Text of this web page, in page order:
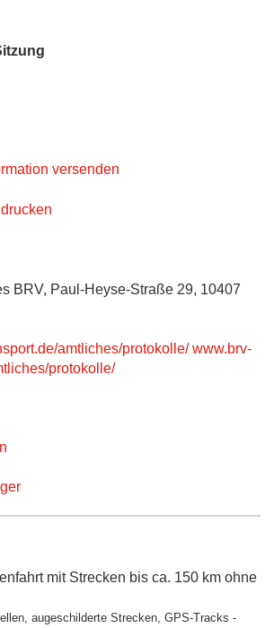
versenden
BRV, Paul-Heyse-Straße 29, 10407
www.brv-
protokolle/
mit Strecken bis ca. 150 km ohne
augeschilderte Strecken, GPS-Tracks -